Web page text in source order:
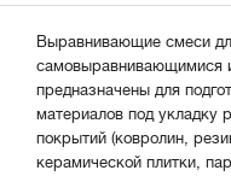
Выравнивающие смеси
самовыравнивающимися
предназначены для
материалов под укладку
покрытий (ковролин,
керамической плитки,